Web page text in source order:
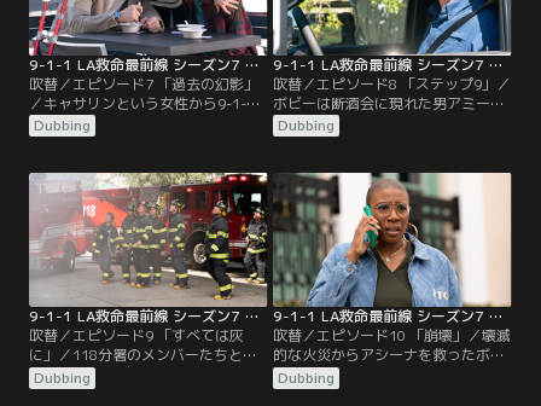
は背中を押されてトミーと連絡をと
って会うことに。
式当日チムニーを連れて行こうとす
るがチムニーの姿は…。
9-1-1 LA救命最前線 シーズン7 第07話／吹替
吹替／エピソード7 「過去の幻影」
／キャサリンという女性から9-1-1
にホテルの予約電話を装い、誘拐事
件の通報が入る。マディが対応する
突音とともに電話は切れる。事故現
場に駆け付けた118分署は女性しか
救出出来ず、運転手と赤ちゃんの姿
はなかった…。一方、エディはマリ
ソルやクリストファーと出掛けてい
る時に…。
Dubbing
9-1-1 LA救命最前線 シーズン7 第08話／吹替
吹替／エピソード8 「ステップ9」／
ボビーは断酒会に現れた男アミール
が、自分が起こした火災の遺族であ
ったことを知る。ステップ9に基づ
に砂漠へ向かったアミールに会いに
行く。1981年、子供時代のボビー。
消防士の父ティムが勇敢な行動で表
彰を受ける。母のアンはティムの酒
癖をよく思っておらず…。
Dubbing
9-1-1 LA救命最前線 シーズン7 第09話／吹替
吹替／エピソード9 「すべては灰
に」／118分署のメンバーたちとト
ミーはクルーズ船救出の功績により
勲章を授与される。さらに彼らへの
Dubbing
9-1-1 LA救命最前線 シーズン7 第10話（最終話）／吹替
吹替／エピソード10 「崩壊」／壊滅
的な火災からアシーナを救ったボビ
ーは心臓発作で瀕死の状態に。アシ
ーナは復讐のため、アミールを追う
Dubbing